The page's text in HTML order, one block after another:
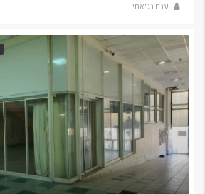
ענת נג'אתי